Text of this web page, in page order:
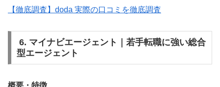
【徹底調査】doda 実際の口コミを徹底調査
6. マイナビエージェント｜若手転職に強い総合
型エージェント
概要・特徴